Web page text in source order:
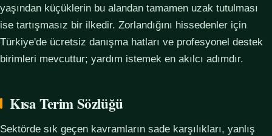
yaşından küçüklerin bu alandan tamamen uzak tutulması
ise tartışmasız bir ilkedir. Zorlandığını hissedenler için
Türkiye'de ücretsiz danışma hatları ve profesyonel destek
birimleri mevcuttur; yardım istemek en akılcı adımdır.
Kısa Terim Sözlüğü
Sektörde sık geçen kavramların sade karşılıkları, yanlış